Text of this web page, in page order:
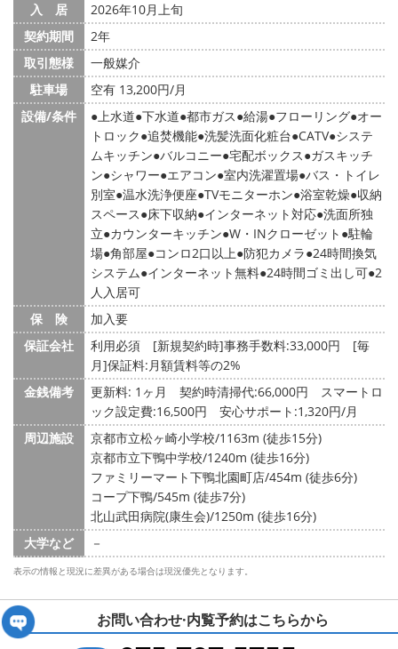
入 居
2026年10月上旬
契約期間
2年
取引態様
一般媒介
駐車場
空有 13,200円/月
設備/条件
上水道 下水道 都市ガス 給湯 フローリング オー
トロック 追焚機能 洗髪洗面化粧台 CATV システ
ムキッチン バルコニー 宅配ボックス ガスキッチ
ン シャワー エアコン 室内洗濯置場 バス・トイレ
別室 温水洗浄便座 TVモニターホン 浴室乾燥 収納
スペース 床下収納 インターネット対応 洗面所独
立 カウンターキッチン W・INクローゼット 駐輪
場 角部屋 コンロ2口以上 防犯カメラ 24時間換気
システム インターネット無料 24時間ゴミ出し可 2
人入居可
保 険
加入要
保証会社
利用必須 [新規契約時]事務手数料:33,000円 [毎
月]保証料:月額賃料等の2%
金銭備考
更新料: 1ヶ月
契約時清掃代:66,000円 スマートロ
ック設定費:16,500円 安心サポート:1,320円/月
周辺施設
京都市立松ヶ崎小学校/1163m (徒歩15分)
京都市立下鴨中学校/1240m (徒歩16分)
ファミリーマート下鴨北園町店/454m (徒歩6分)
コープ下鴨/545m (徒歩7分)
北山武田病院(康生会)/1250m (徒歩16分)
大学など
－
表示の情報と現況に差異がある場合は現況優先となります。
お問い合わせ·内覧予約はこちらから